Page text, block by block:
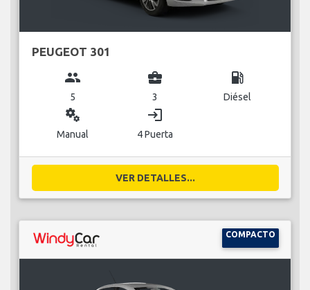
PEUGEOT 301
group
5
business_center
3
local_gas_station
Diésel
miscellaneous_services
Manual
login
4 Puerta
VER DETALLES...
COMPACTO